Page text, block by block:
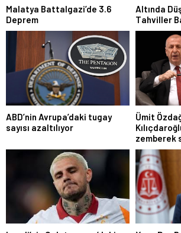
Malatya Battalgazi’de 3.6
Deprem
Altında
Tahviller
ABD’nin Avrupa’daki tugay
sayısı azaltılıyor
Ümit
zemberek